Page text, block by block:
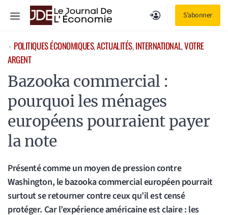
S'abonner
Menu
⋅ POLITIQUES ÉCONOMIQUES, ACTUALITÉS, INTERNATIONAL, VOTRE
ARGENT
Bazooka commercial :
pourquoi les ménages
européens pourraient payer
la note
Présenté comme un moyen de pression contre
Washington, le bazooka commercial européen pourrait
surtout se retourner contre ceux qu’il est censé
protéger. Car l’expérience américaine est claire : les